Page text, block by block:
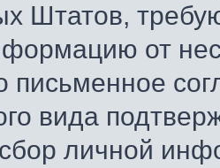
Штатов,
от
письменное
вида
личной